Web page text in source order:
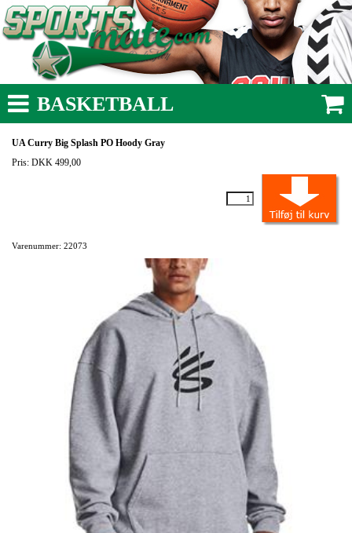
BASKETBALL
UA Curry Big Splash PO Hoody Gray
Pris: DKK 499,00
Varenummer: 22073